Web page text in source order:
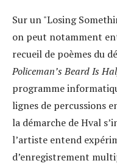
Sur un "Losing
on peut notamment
recueil de poèmes du
Policeman’s Beard Is
programme
lignes de percussions
la démarche de Hval
l’artiste entend
d’enregistrement